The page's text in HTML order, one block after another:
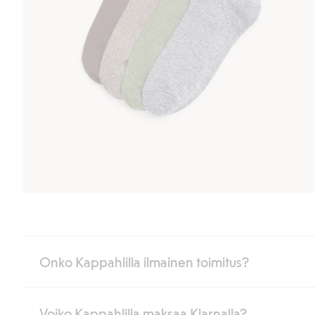
Onko Kappahlilla ilmainen toimitus?